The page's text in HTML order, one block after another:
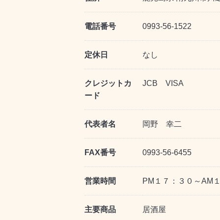
電話番号 0993-56-1522
定休日 なし
クレジットカ
ード
JCB VISA
代表者名 岡野 幸二
FAX番号 0993-56-6455
営業時間 PM１７：３０～AM
主要商品 居酒屋